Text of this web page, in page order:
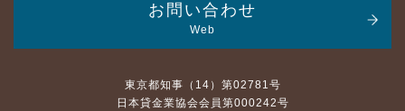
お問い合わせ
Web
東京都知事（14）第02781号
日本貸金業協会会員第000242号